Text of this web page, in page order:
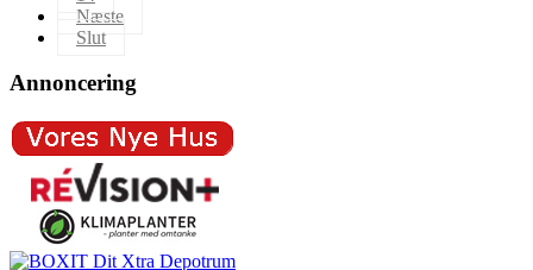
Næste
Slut
Annoncering